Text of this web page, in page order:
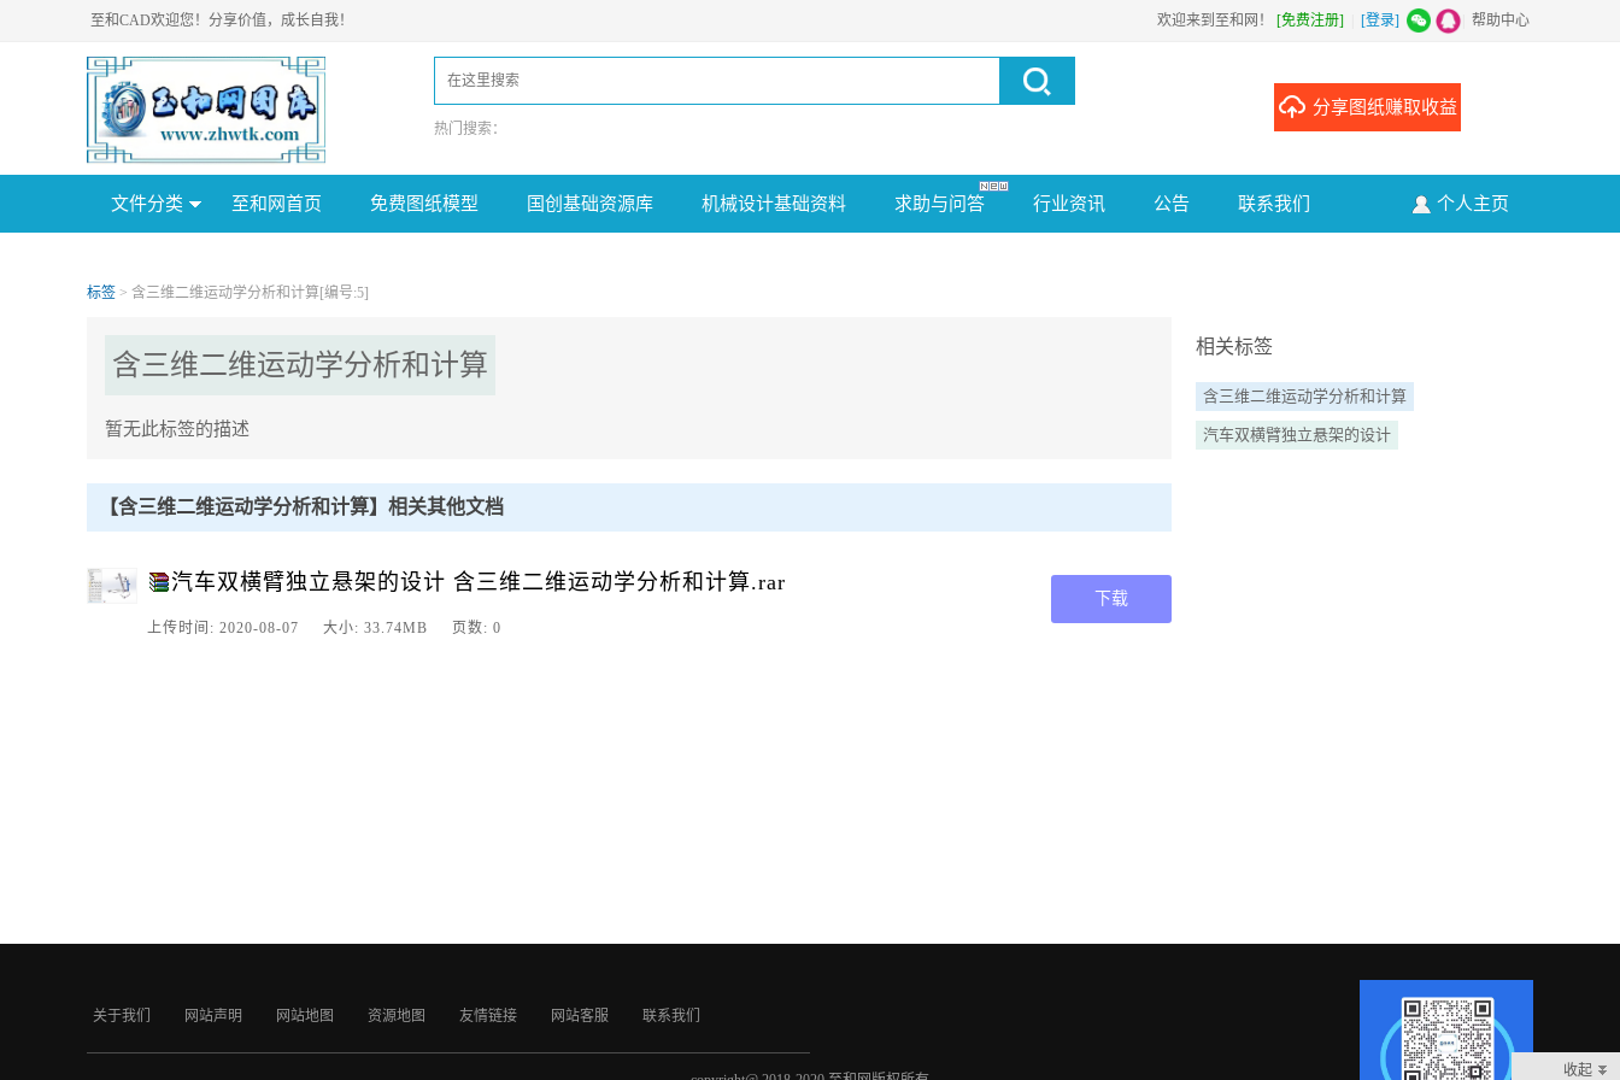
欢迎来到至和网！ [免费注册] [登录] 帮助中心
至和CAD欢迎您！分享价值，成长自我！
热门搜索：
分享图纸赚取收益
文件分类 至和网首页 免费图纸模型 国创基础资源库 机械设计基础资料 求助与问答 行业资讯 公告 联系我们 个人主页
标签 > 含三维二维运动学分析和计算[编号:5]
含三维二维运动学分析和计算
暂无此标签的描述
【含三维二维运动学分析和计算】相关其他文档
汽车双横臂独立悬架的设计 含三维二维运动学分析和计算.rar
上传时间: 2020-08-07 大小: 33.74MB 页数: 0
下载
相关标签
含三维二维运动学分析和计算
汽车双横臂独立悬架的设计
关于我们 网站声明 网站地图 资源地图 友情链接 网站客服 联系我们
收起